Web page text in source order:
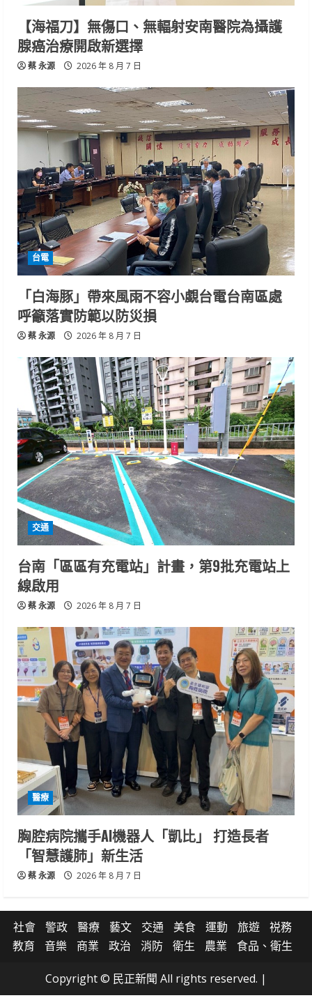
【海福刀】無傷口、無輻射安南醫院為攝護
腺癌治療開啟新選擇
蔡 永源 2026 年 8 月 7 日
台電
「白海豚」帶來風雨不容小覷台電台南區處
呼籲落實防範以防災損
蔡 永源 2026 年 8 月 7 日
交通
台南「區區有充電站」計畫，第9批充電站上
線啟用
蔡 永源 2026 年 8 月 7 日
醫療
胸腔病院攜手AI機器人「凱比」 打造長者
「智慧護肺」新生活
蔡 永源 2026 年 8 月 7 日
社會 警政 醫療 藝文 交通 美食 運動 旅遊
祱務
教育
音樂 商業 政治 消防 衛生 農業 食品、衛生
Copyright © 民正新聞 All rights reserved. |